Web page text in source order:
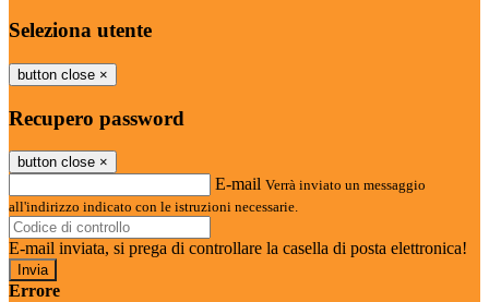
Seleziona utente
button close ×
Recupero password
button close ×
E-mail Verrà inviato un messaggio
all'indirizzo indicato con le istruzioni necessarie.
E-mail inviata, si prega di controllare la casella di posta elettronica!
Errore